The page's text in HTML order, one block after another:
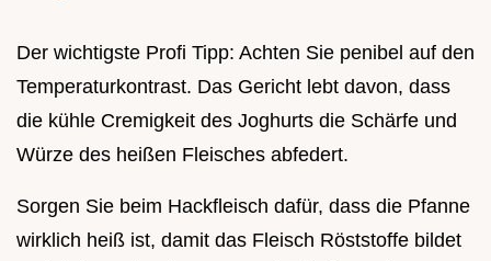
Der wichtigste Profi Tipp: Achten Sie penibel auf den
Temperaturkontrast. Das Gericht lebt davon, dass
die kühle Cremigkeit des Joghurts die Schärfe und
Würze des heißen Fleisches abfedert.
Sorgen Sie beim Hackfleisch dafür, dass die Pfanne
wirklich heiß ist, damit das Fleisch Röststoffe bildet